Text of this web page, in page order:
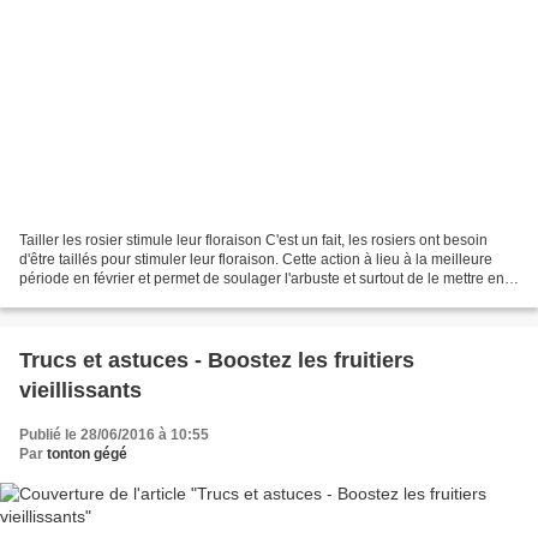
Tailler les rosier stimule leur floraison C'est un fait, les rosiers ont besoin
d'être taillés pour stimuler leur floraison. Cette action à lieu à la meilleure
période en février et permet de soulager l'arbuste et surtout de le mettre en
Trucs et astuces - Boostez les fruitiers
vieillissants
Publié le 28/06/2016 à 10:55
Par tonton gégé